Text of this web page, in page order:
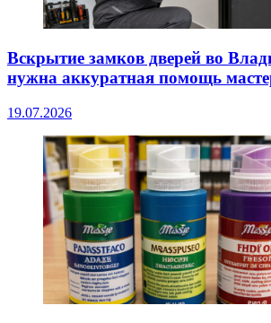
Вскрытие замков дверей во
нужна аккуратная помощь
19.07.2026